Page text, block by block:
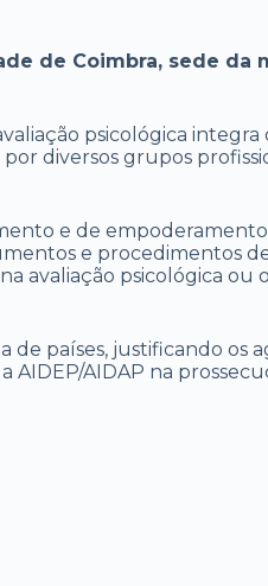
de Coimbra, sede da
psicológica
diversos grupos
e de
e procedimentos
avaliação psicológica ou
países, justificando os
AIDAP na